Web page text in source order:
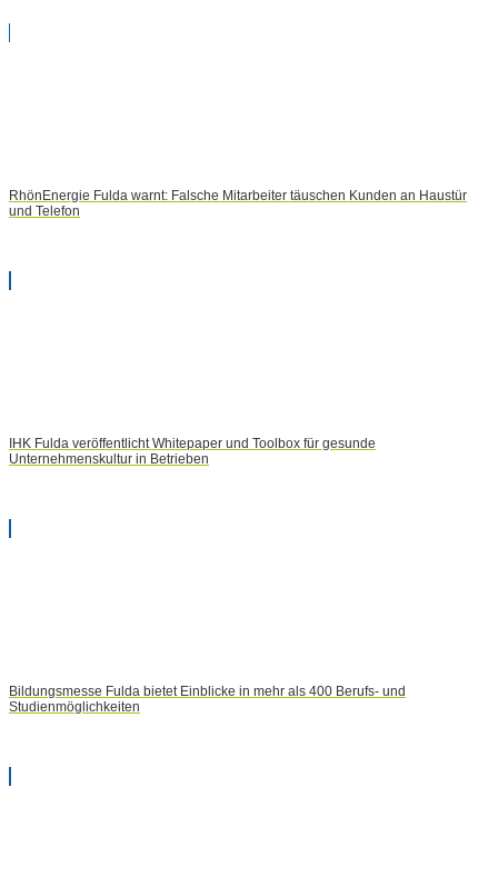
RhönEnergie Fulda warnt: Falsche Mitarbeiter täuschen Kunden an Haustür
und Telefon
IHK Fulda veröffentlicht Whitepaper und Toolbox für gesunde
Unternehmenskultur in Betrieben
Bildungsmesse Fulda bietet Einblicke in mehr als 400 Berufs- und
Studienmöglichkeiten